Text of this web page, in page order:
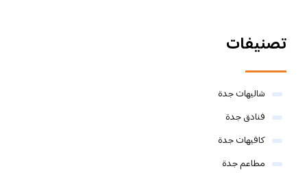
تصنيفات
شاليهات جدة
فنادق جدة
كافيهات جدة
مطاعم جدة